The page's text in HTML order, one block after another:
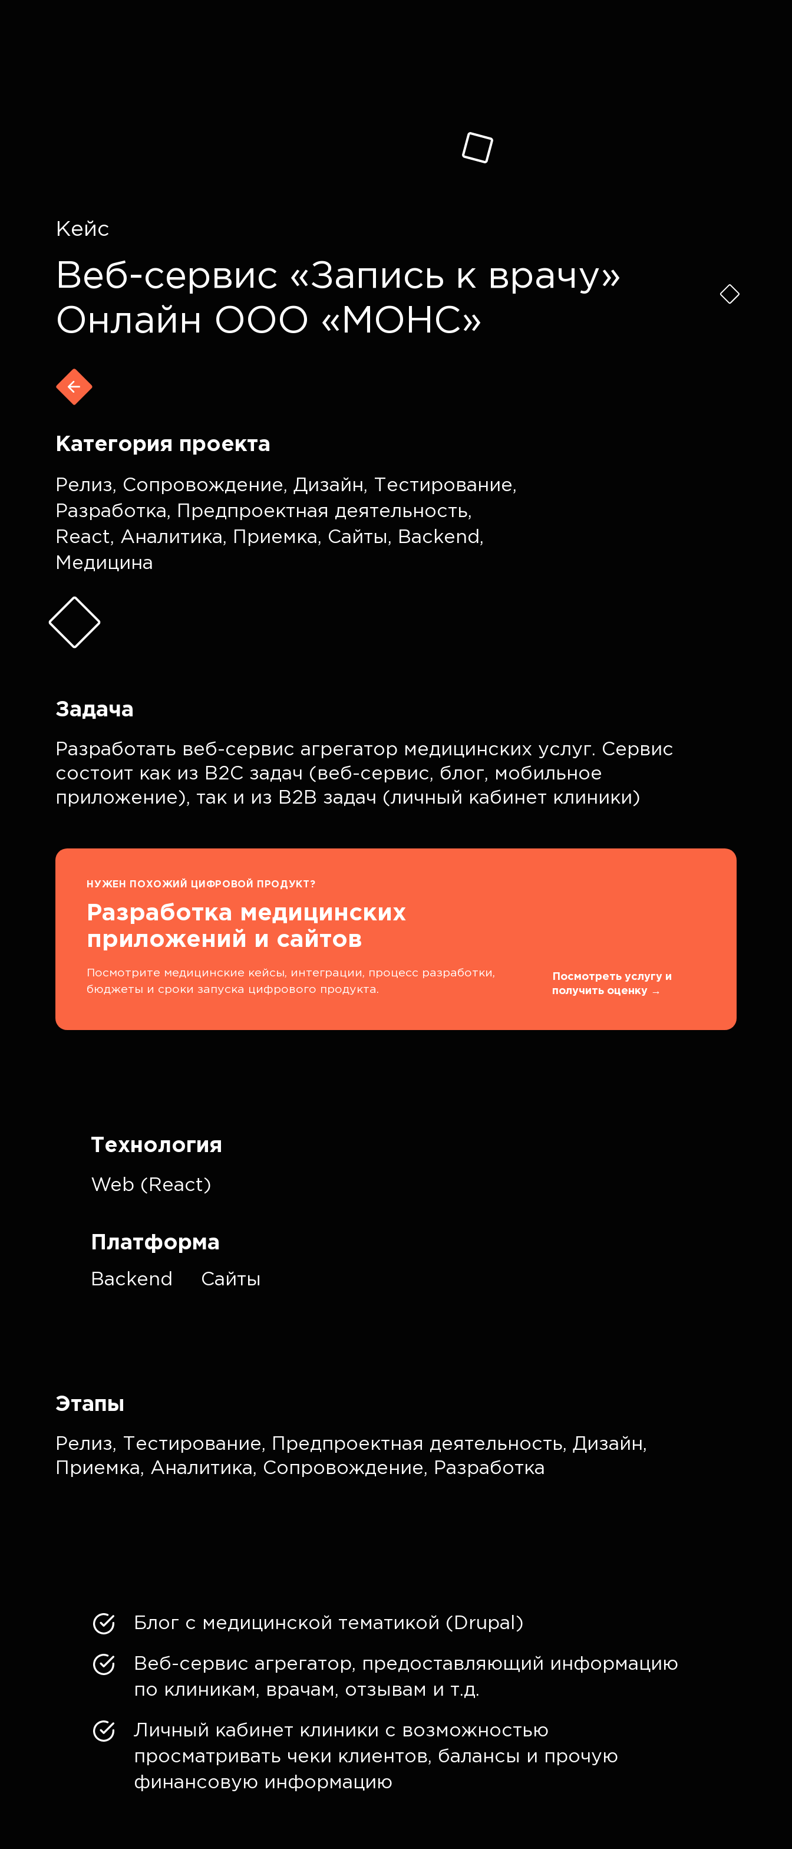
Кейс
Веб-сервис «Запись к врачу»
Онлайн ООО «МОНС»
Категория проекта
Релиз, Сопровождение, Дизайн, Тестирование,
Разработка, Предпроектная деятельность,
React, Аналитика, Приемка, Сайты, Backend ,
Медицина
Задача
Разработать веб-сервис агрегатор медицинских услуг. Сервис
состоит как из B2C задач (веб-сервис, блог, мобильное
приложение), так и из B2B задач (личный кабинет клиники)
НУЖЕН ПОХОЖИЙ ЦИФРОВОЙ ПРОДУКТ?
Разработка медицинских
приложений и сайтов
Посмотрите медицинские кейсы, интеграции, процесс разработки,
бюджеты и сроки запуска цифрового продукта.
Посмотреть услугу и
получить оценку →
Технология
Web (React)
Платформа
Backend Сайты
Этапы
Релиз, Тестирование, Предпроектная деятельность, Дизайн,
Приемка, Аналитика, Сопровождение, Разработка
Блог с медицинской тематикой (Drupal)
Веб-сервис агрегатор, предоставляющий информацию
по клиникам, врачам, отзывам и т.д.
Личный кабинет клиники с возможностью
просматривать чеки клиентов, балансы и прочую
финансовую информацию